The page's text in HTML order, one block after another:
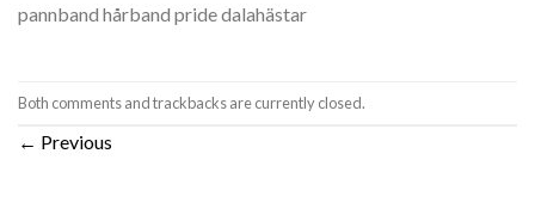
pannband hårband pride dalahästar
Both comments and trackbacks are currently closed.
← Previous